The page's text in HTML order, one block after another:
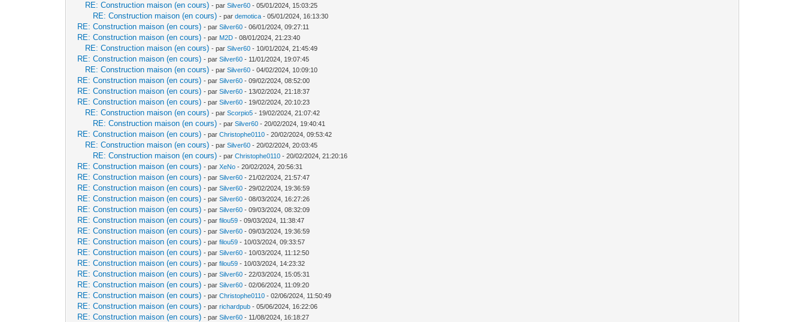
RE: Construction maison (en cours) - parSilver60 - 05/01/2024, 15:03:25
RE: Construction maison (en cours) - pardemotica - 05/01/2024, 16:13:30
RE: Construction maison (en cours) - parSilver60 - 06/01/2024, 09:27:11
RE: Construction maison (en cours) - par M2D - 08/01/2024, 21:23:40
RE: Construction maison (en cours) - parSilver60 - 10/01/2024, 21:45:49
RE: Construction maison (en cours) - parSilver60 - 11/01/2024, 19:07:45
RE: Construction maison (en cours) - parSilver60 - 04/02/2024, 10:09:10
RE: Construction maison (en cours) - parSilver60 - 09/02/2024, 08:52:00
RE: Construction maison (en cours) - parSilver60 - 13/02/2024, 21:18:37
RE: Construction maison (en cours) - parSilver60 - 19/02/2024, 20:10:23
RE: Construction maison (en cours) - parScorpio5 - 19/02/2024, 21:07:42
RE: Construction maison (en cours) - parSilver60 - 20/02/2024, 19:40:41
RE: Construction maison (en cours) - parChristophe0110 - 20/02/2024, 09:53:42
RE: Construction maison (en cours) - parSilver60 - 20/02/2024, 20:03:45
RE: Construction maison (en cours) - parChristophe0110 - 20/02/2024, 21:20:16
RE: Construction maison (en cours) - parXeNo - 20/02/2024, 20:56:31
RE: Construction maison (en cours) - parSilver60 - 21/02/2024, 21:57:47
RE: Construction maison (en cours) - parSilver60 - 29/02/2024, 19:36:59
RE: Construction maison (en cours) - parSilver60 - 08/03/2024, 16:27:26
RE: Construction maison (en cours) - parSilver60 - 09/03/2024, 08:32:09
RE: Construction maison (en cours) - parfilou59 - 09/03/2024, 11:38:47
RE: Construction maison (en cours) - parSilver60 - 09/03/2024, 19:36:59
RE: Construction maison (en cours) - parfilou59 - 10/03/2024, 09:33:57
RE: Construction maison (en cours) - parSilver60 - 10/03/2024, 11:12:50
RE: Construction maison (en cours) - parfilou59 - 10/03/2024, 14:23:32
RE: Construction maison (en cours) - parSilver60 - 22/03/2024, 15:05:31
RE: Construction maison (en cours) - parSilver60 - 02/06/2024, 11:09:20
RE: Construction maison (en cours) - parChristophe0110 - 02/06/2024, 11:50:49
RE: Construction maison (en cours) - parrichardpub - 05/06/2024, 16:22:06
RE: Construction maison (en cours) - parSilver60 - 11/08/2024, 16:18:27